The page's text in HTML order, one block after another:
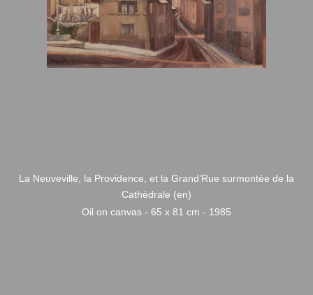
La Neuveville, la Providence, et la Grand’Rue surmontée de la
Cathédrale (en)
Oil on canvas - 65 x 81 cm - 1985